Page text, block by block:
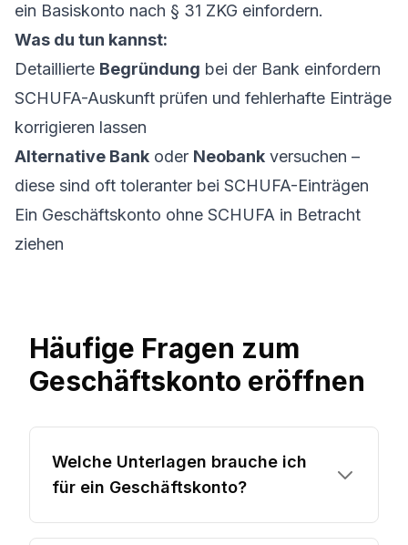
ein Basiskonto nach § 31 ZKG einfordern.
Was du tun kannst:
Detaillierte Begründung bei der Bank einfordern
SCHUFA-Auskunft prüfen und fehlerhafte Einträge
korrigieren lassen
Alternative Bank oder Neobank versuchen –
diese sind oft toleranter bei SCHUFA-Einträgen
Ein Geschäftskonto ohne SCHUFA in Betracht
ziehen
Häufige Fragen zum
Geschäftskonto eröffnen
Welche Unterlagen brauche ich
für ein Geschäftskonto?